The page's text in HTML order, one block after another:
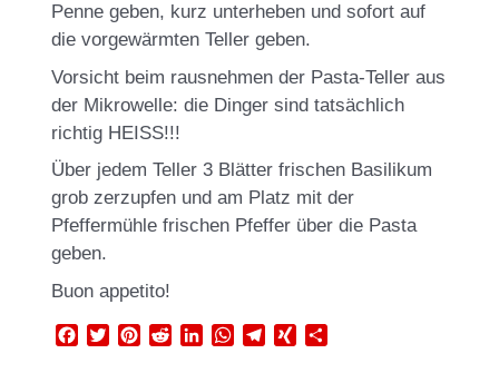
Penne geben, kurz unterheben und sofort auf
die vorgewärmten Teller geben.
Vorsicht beim rausnehmen der Pasta-Teller aus
der Mikrowelle: die Dinger sind tatsächlich
richtig HEISS!!!
Über jedem Teller 3 Blätter frischen Basilikum
grob zerzupfen und am Platz mit der
Pfeffermühle frischen Pfeffer über die Pasta
geben.
Buon appetito!
P
R
W